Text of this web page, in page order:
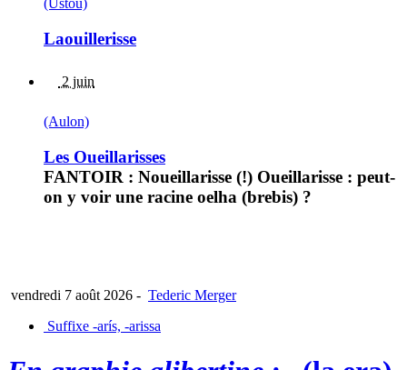
(Ustou)
Laouillerisse
2 juin
(Aulon)
Les Oueillarisses
FANTOIR : Noueillarisse (!) Oueillarisse : peut-
on y voir une racine oelha (brebis) ?
vendredi 7 août 2026 - Tederic Merger
Suffixe -arís, -arissa